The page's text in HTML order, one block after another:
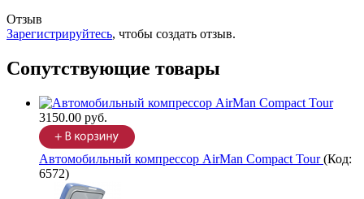
Отзыв
Зарегистрируйтесь, чтобы создать отзыв.
Сопутствующие товары
3150.00 руб.
Автомобильный компрессор AirMan Compact Tour(Код:
6572)